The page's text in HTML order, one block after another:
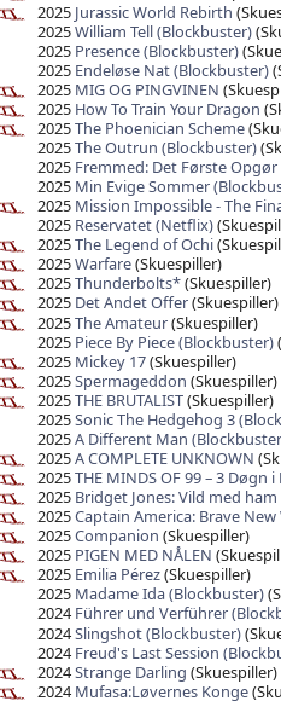
2025 Jurassic World Rebirth
2025William Tell (Blockbuster)
2025 Presence (Blockbuster)
2025 Endeløse Nat (Blockbuster)
2025 MIG OG PINGVINEN
2025 How To Train Your Dragon
2025The Phoenician Scheme
2025The Outrun (Blockbuster)
2025 Fremmed: Det Første
2025 Min Evige Sommer
2025 Mission Impossible - The
2025 Reservatet (Netflix)
2025The Legend of Ochi
2025Warfare(Skuespiller)
2025Thunderbolts*(Skuespiller)
2025 Det Andet Offer(Skuespiller)
2025The Amateur(Skuespiller)
2025 Piece By Piece (Blockbuster)
2025 Mickey 17(Skuespiller)
2025Spermageddon (Skuespiller)
2025THE BRUTALIST(Skuespiller)
2025Sonic The Hedgehog 3
2025A Different Man
2025A COMPLETE UNKNOWN
2025THE MINDS OF 99 – 3 Døgn i
2025 Bridget Jones: Vild med ham
2025Captain America: Brave New
2025Companion (Skuespiller)
2025 PIGEN MED NÅLEN
2025 Emilia Pérez(Skuespiller)
2025 Madame Ida (Blockbuster)
2024 Führer und Verführer
2024Slingshot (Blockbuster)
2024 Freud's Last Session
2024Strange Darling (Skuespiller)
2024 Mufasa:Løvernes Konge